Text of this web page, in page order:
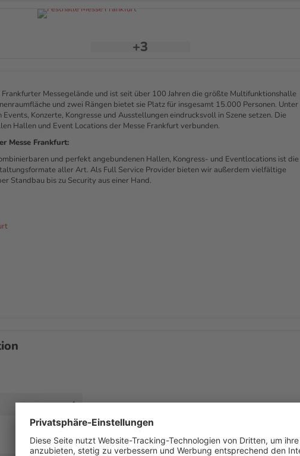
+3
Messegelände und ist seit über 100 Jahren die größte Multifunktionshalle
und zwei Rängen bietet sie Platz für insgesamt 15.000 Personen. Unter
Konzerte, Kongresse und Ausstellungen eindrucksvoll in Szene setzen. Die
Hallen und Event Locations der Messe Frankfurt verbunden.
Messe Frankfurt:
und perfekt angebundenen Hallen, Kongress- und Eventlocations ist die
aller Art. Als Full Service Provider bieten wir außerdem vielfältige
Standbau bis zu Security aus einer Hand.